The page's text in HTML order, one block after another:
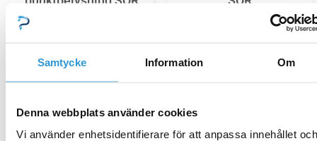
Samtycke Information Om
Denna webbplats använder cookies
Vi använder enhetsidentifierare för att anpassa innehållet och
Lägg till i varukorg